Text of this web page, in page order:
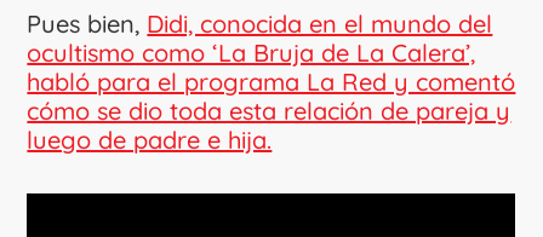
Pues bien, Didi, conocida en el mundo del
ocultismo como ‘La Bruja de La Calera’,
habló para el programa La Red y comentó
cómo se dio toda esta relación de pareja y
luego de padre e hija.